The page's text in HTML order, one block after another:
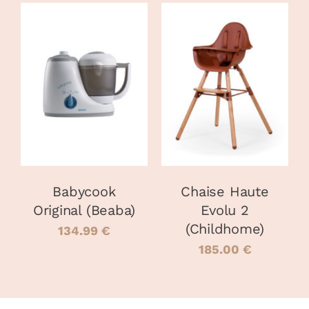
AJOUTER AU
PANIER
/
DÉTAILS
Babycook
Original (Beaba)
134.99 €
AJOUTER AU
PANIER
/
DÉTAILS
Chaise Haute
Evolu 2
(Childhome)
185.00 €